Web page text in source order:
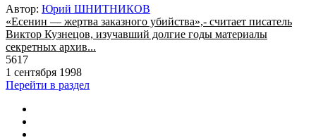
Автор: Юрий ШНИТНИКОВ
«Есенин — жертва заказного убийства»,- считает писатель
Виктор Кузнецов, изучавший долгие годы материалы
секретных архив...
5617
1 сентября 1998
Перейти в раздел